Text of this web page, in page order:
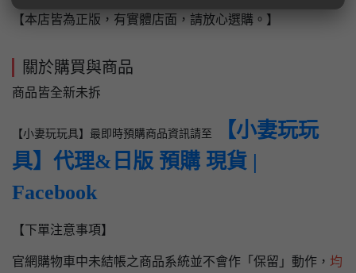
【本店皆為正版，有實體店面，請放心選購。】
關於購買與商品
商品皆全新未拆
【小妻玩玩具】最即時預購商品資訊請至
【小妻玩玩
具】代理&日版 預購 現貨 |
Facebook
【下單注意事項】
官網購物車中未結帳之商品系統並不會作「保留」動作， 均